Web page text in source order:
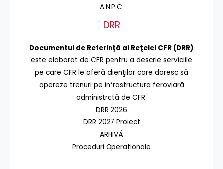
A.N.P.C.
DRR
Documentul de Referinţă al Reţelei CFR (DRR)
este elaborat de CFR pentru a descrie serviciile
pe care CFR le oferă clienţilor care doresc să
opereze trenuri pe infrastructura feroviară
administrată de CFR.
DRR 2026
DRR 2027 Proiect
ARHIVĂ
Proceduri Operaționale